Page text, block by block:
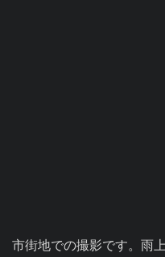
市街地での撮影です。雨